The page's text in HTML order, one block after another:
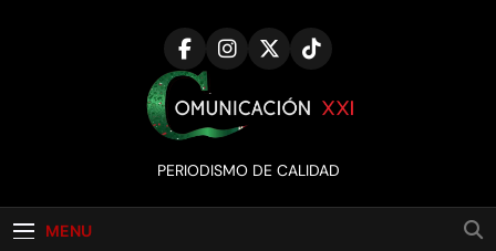
Comunicación
XXI
PERIODISMO DE CALIDAD
MENU